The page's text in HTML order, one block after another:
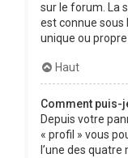
sur le forum. La
est connue sous
unique ou
Haut
Comment puis-
Depuis votre
« profil » vous
l’une des